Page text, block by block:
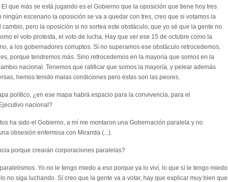
que más se está jugando es el Gobierno que la oposición que tiene hoy tres
escenario la oposición se va a quedar con tres, creo que si votamos la
pero la oposición si no sortea este obstáculo, que yo sé que la gente no
el voto protesta, el voto de lucha. Hay que ver ese 15 de octubre como la
a los gobernadores corruptos. Si no superamos ese obstáculo retrocedemos,
porque tendremos más. Sino retrocedemos en la mayoría que somos en la
nacional. Tenemos que ratificar que somos la mayoría, y pelear además
hemos tenido malas condiciones pero éstas son las peores.
político, ¿en ese mapa habrá espacio para la convivencia, para el
nacional?
ha sido el Gobierno, a mí me montaron una Gobernación paralela y no
obsesión enfermisa con Miranda (...).
porque crearán corporaciones paralelas?
Yo no le tengo miedo a eso porque ya lo viví, lo que sí le tengo miedo
no siga luchando. Sí creo que la gente va a votar, hay que explicar muy bien que